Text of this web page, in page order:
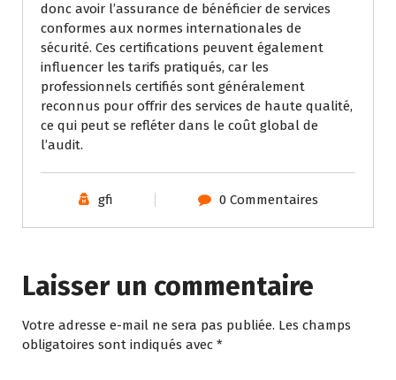
donc avoir l’assurance de bénéficier de services
conformes aux normes internationales de
sécurité. Ces certifications peuvent également
influencer les tarifs pratiqués, car les
professionnels certifiés sont généralement
reconnus pour offrir des services de haute qualité,
ce qui peut se refléter dans le coût global de
l’audit.
gfi 0 Commentaires
Laisser un commentaire
Votre adresse e-mail ne sera pas publiée. Les champs
obligatoires sont indiqués avec *